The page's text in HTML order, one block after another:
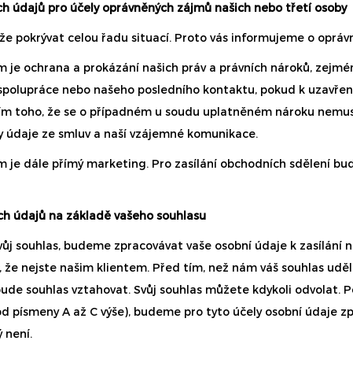
údajů pro účely oprávněných zájmů našich nebo třetí osoby
pokrývat celou řadu situací. Proto vás informujeme o
je ochrana a prokázání našich práv a právních nároků,
nebo našeho posledního kontaktu, pokud k
toho, že se o případném u soudu uplatněném nároku
údaje ze smluv a naší vzájemné komunikace.
je dále přímý marketing. Pro zasílání obchodních sdělení
údajů na základě vašeho souhlasu
souhlas, budeme zpracovávat vaše osobní údaje k
nejste našim klientem. Před tím, než nám váš souhlas
souhlas vztahovat. Svůj souhlas můžete kdykoli
písmeny A až C výše), budeme pro tyto účely osobní údaje
není.